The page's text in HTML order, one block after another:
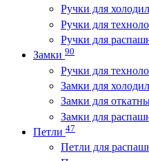
Ручки для
Ручки для
Ручки для
Замки 90
Ручки для
Замки для
Замки для
Замки для
Петли 47
Петли для